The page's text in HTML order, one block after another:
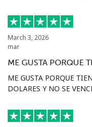
March 3, 2026
mar
ME GUSTA PORQUE
ME GUSTA PORQUE
DOLARES Y NO SE